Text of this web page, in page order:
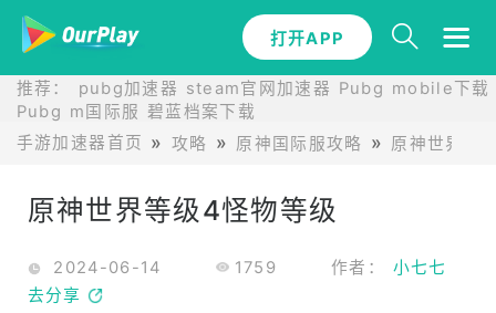
打开APP
推荐： pubg加速器 steam官网加速器 Pubg mobile下载
Pubg m国际服 碧蓝档案下载
手游加速器首页
攻略 原神国际服攻略 原神世界等
原神世界等级4怪物等级
2024-06-14 1759 作者： 小七七
去分享